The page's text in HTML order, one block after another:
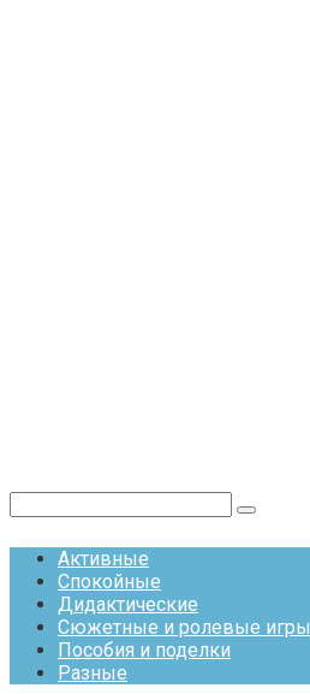
Активные
Спокойные
Дидактические
Сюжетные и ролевые игры
Пособия и поделки
Разные